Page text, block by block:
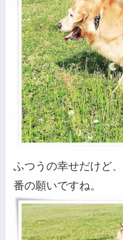
ふつうの幸せだけど
番の願いですね。